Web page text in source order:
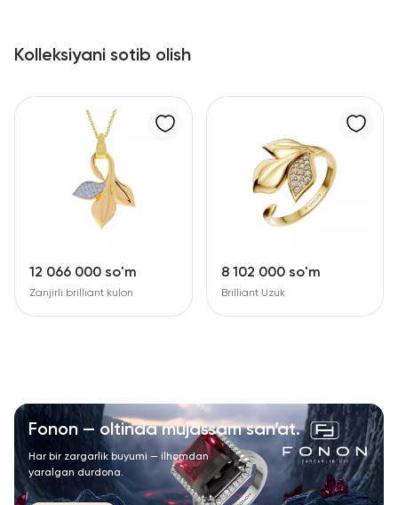
Kolleksiyani sotib olish
12 066 000 so'm
Zanjirli brilliant kulon
8 102 000 so'm
Brilliant Uzuk
Fonon — oltinda mujassam san’at.
Har bir zargarlik buyumi — ilhomdan
yaralgan durdona.